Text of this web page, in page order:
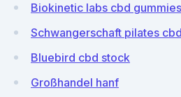
Biokinetic labs cbd
Schwangerschaft pilates cbd
Bluebird cbd stock
Großhandel hanf